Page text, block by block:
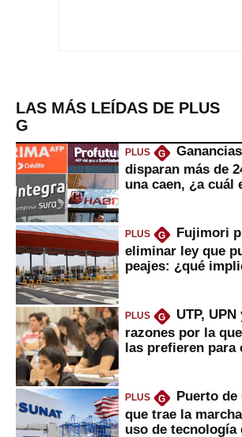
LAS MÁS LEÍDAS DE PLUS
G
PLUS G
disparan más de
una caen, ¿a cuál
PLUS G
Fujimori
eliminar ley que
peajes: ¿qué
PLUS G
UTP,
razones por la
las prefieren para
PLUS G
Puerto de
que trae la
uso de tecnología